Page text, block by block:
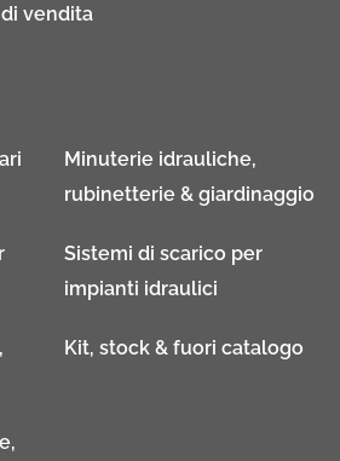
vendita
Minuterie idrauliche,
rubinetterie & giardinaggio
Sistemi di scarico per
impianti idraulici
Kit, stock & fuori catalogo